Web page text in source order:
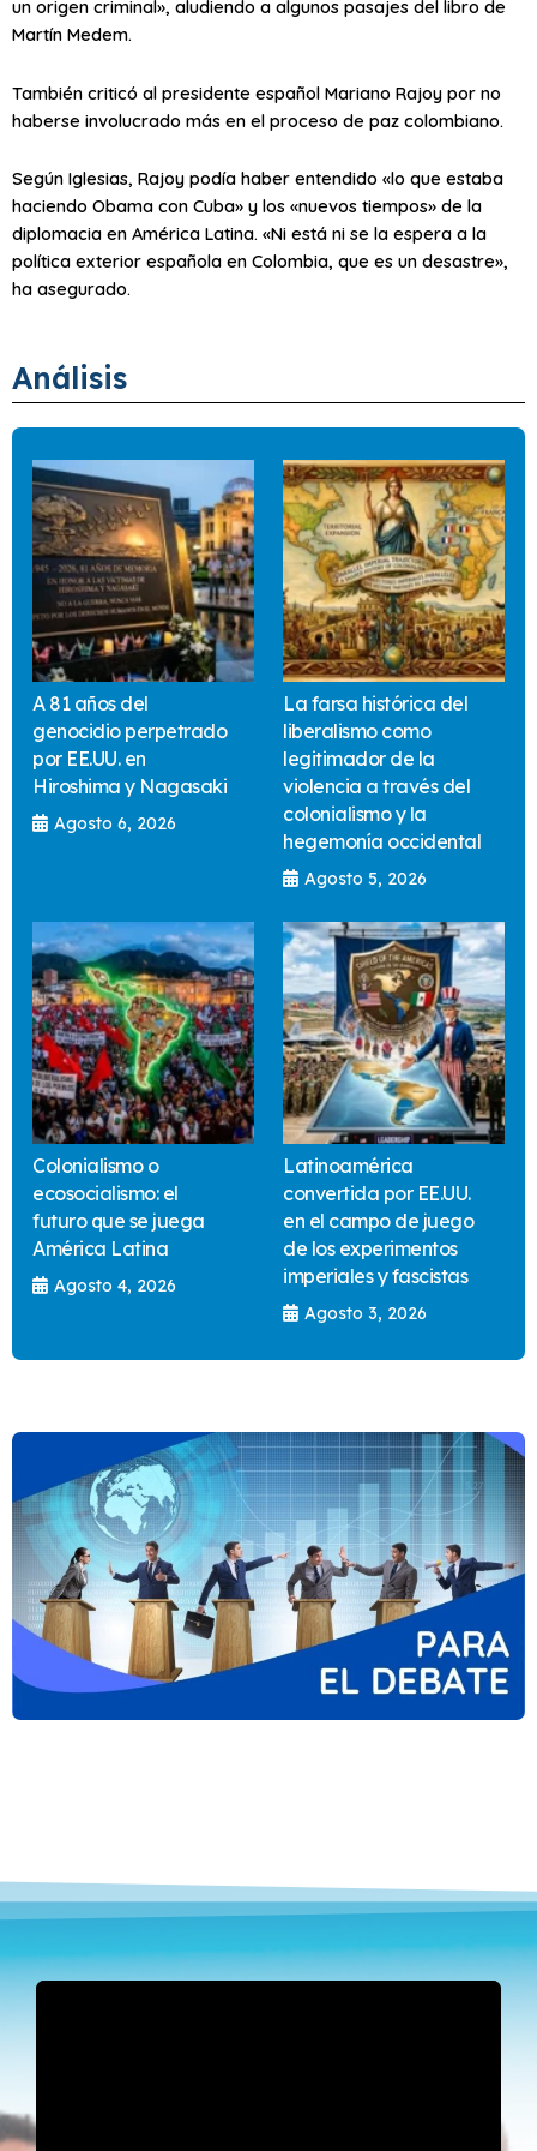
un origen criminal», aludiendo a algunos pasajes del libro de
Martín Medem.
También criticó al presidente español Mariano Rajoy por no
haberse involucrado más en el proceso de paz colombiano.
Según Iglesias, Rajoy podía haber entendido «lo que estaba
haciendo Obama con Cuba» y los «nuevos tiempos» de la
diplomacia en América Latina. «Ni está ni se la espera a la
política exterior española en Colombia, que es un desastre»,
ha asegurado.
Análisis
A 81 años del
genocidio perpetrado
por EE.UU. en
Hiroshima y Nagasaki
Agosto 6, 2026
La farsa histórica del
liberalismo como
legitimador de la
violencia a través del
colonialismo y la
hegemonía occidental
Agosto 5, 2026
Colonialismo o
ecosocialismo: el
futuro que se juega
América Latina
Agosto 4, 2026
Latinoamérica
convertida por EE.UU.
en el campo de juego
de los experimentos
imperiales y fascistas
Agosto 3, 2026